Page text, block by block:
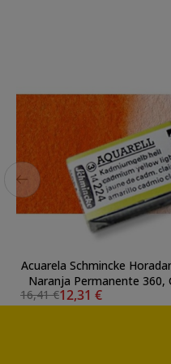
Acuarela Schmincke
Naranja Permanente 360,
Completo. S.3 *
16,41 €12,31 €